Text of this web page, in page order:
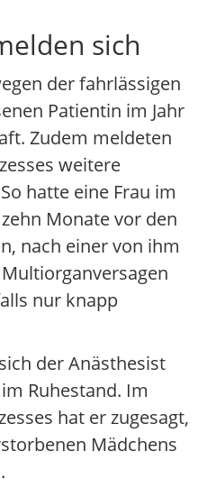
sich
der fahrlässigen
Patientin im Jahr
Zudem meldeten
weitere
hatte eine Frau im
Monate vor den
nach einer von ihm
nur knapp
der Anästhesist
Ruhestand. Im
hat er zugesagt,
Mädchens